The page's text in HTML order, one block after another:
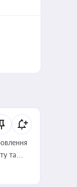
та